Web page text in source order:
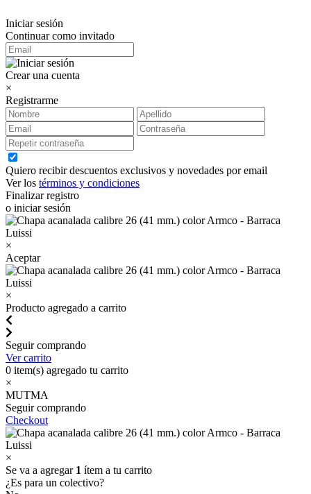
Iniciar sesión
Continuar como invitado
Crear una cuenta
×
Registrarme
Quiero recibir descuentos exclusivos y novedades por email
Ver los términos y condiciones
Finalizar registro
o iniciar sesión
×
Aceptar
×
Producto agregado a carrito
Seguir comprando
Ver carrito
0 item(s) agregado tu carrito
×
MUTMA
Seguir comprando
Checkout
×
Se va a agregar 1 ítem a tu carrito
¿Es para un colectivo?